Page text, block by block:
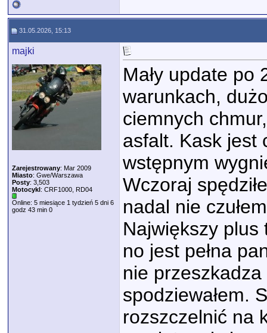
31.05.2026, 15:13
majki
Zarejestrowany: Mar 2009
Miasto: Gwe/Warszawa
Posty: 3,503
Motocykl: CRF1000, RD04
Online: 5 miesiące 1 tydzień 5 dni 6
godz 43 min 0
Mały update po
warunkach,
ciemnych
asfalt. Kask jest
wstępnym
Wczoraj
nadal nie
Największy plus
no jest pełna
nie
spodziewałem.
rozszczelnić na